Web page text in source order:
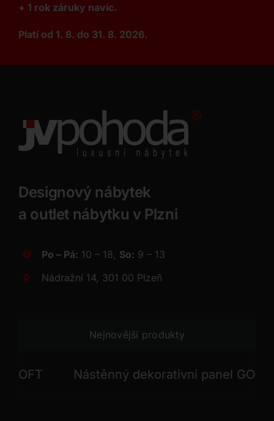
+ 1 rok záruky navíc.
Platí od 1. 8. do 31. 8. 2026.
Designový nábytek
a outlet nábytku v Plzni
Po – Pá: 10 – 18, So: 9 – 13
Nádražní 14, 301 00 Plzeň
Nejnovější produkty
Nástěnný dekorativní panel GONG